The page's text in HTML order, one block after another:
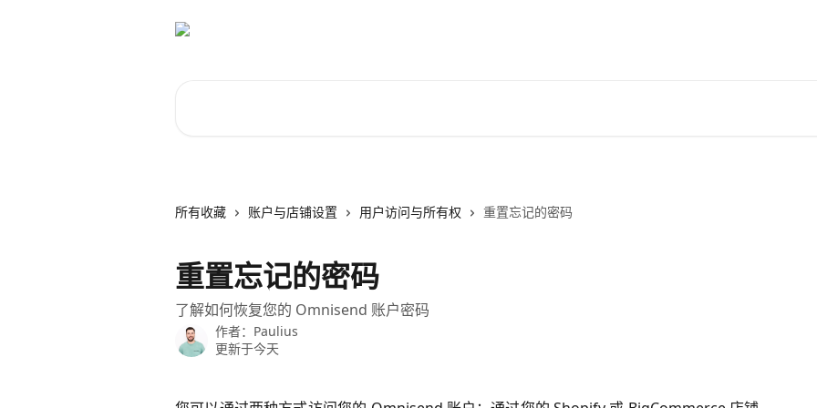
所有收藏 账户与店铺设置 用户访问与所有权 重置忘记的密码
重置忘记的密码
了解如何恢复您的 Omnisend 账户密码
作者： Paulius
更新于今天